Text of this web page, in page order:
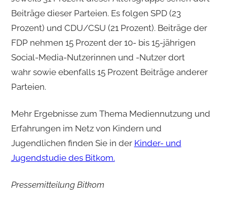
Beiträge dieser Parteien. Es folgen SPD (23
Prozent) und CDU/CSU (21 Prozent). Beiträge der
FDP nehmen 15 Prozent der 10- bis 15-jährigen
Social-Media-Nutzerinnen und -Nutzer dort
wahr sowie ebenfalls 15 Prozent Beiträge anderer
Parteien.
Mehr Ergebnisse zum Thema Mediennutzung und
Erfahrungen im Netz von Kindern und
Jugendlichen finden Sie in der Kinder- und
Jugendstudie des Bitkom.
Pressemitteilung Bitkom